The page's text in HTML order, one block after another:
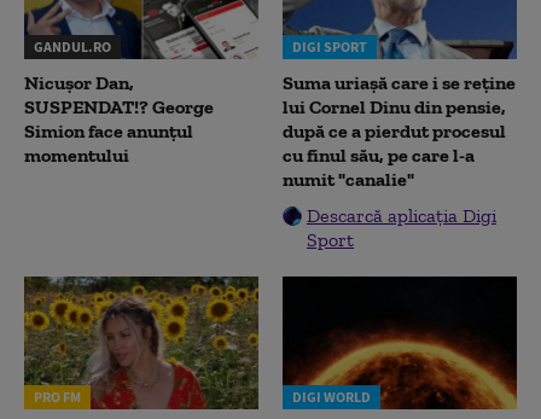
GANDUL.RO
Nicușor Dan,
SUSPENDAT!? George
Simion face anunțul
momentului
DIGI SPORT
Suma uriașă care i se reține
lui Cornel Dinu din pensie,
după ce a pierdut procesul
cu finul său, pe care l-a
numit "canalie"
Descarcă aplicația Digi
Sport
PRO FM DIGI WORLD